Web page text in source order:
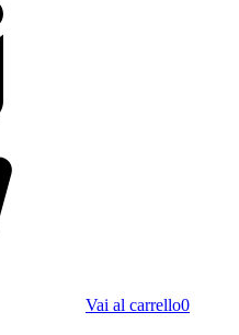
Vai al carrello0